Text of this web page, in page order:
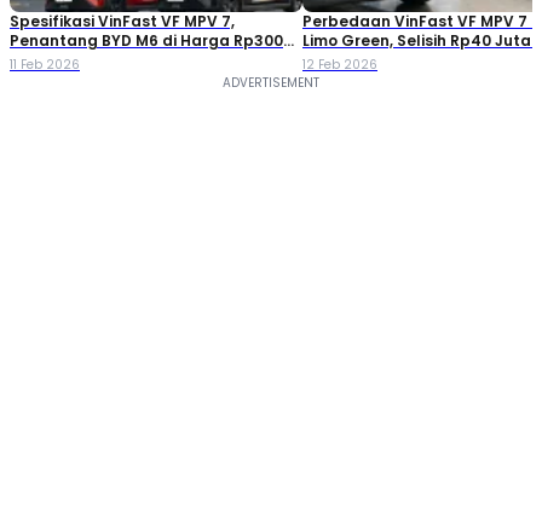
Spesifikasi VinFast VF MPV 7,
Penantang BYD M6 di Harga Rp300
Jutaan
11 Feb 2026
Perbedaan VinFast VF MPV 7
Limo Green, Selisih Rp40
Worth It Mana?
12 Feb 2026